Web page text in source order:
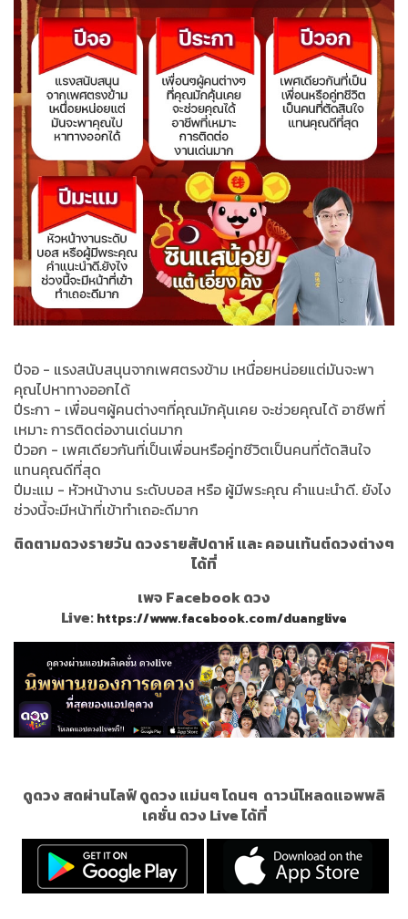
ปีจอ - แรงสนับสนุนจากเพศตรงข้าม เหนื่อยหน่อยแต่มันจะพา
คุณไปหาทางออกได้
ปีระกา - เพื่อนๆผู้คนต่างๆที่คุณมักคุ้นเคย จะช่วยคุณได้ อาชีพที่
เหมาะ การติดต่องานเด่นมาก
ปีวอก - เพศเดียวกันที่เป็นเพื่อนหรือคู่ทชีวิตเป็นคนที่ตัดสินใจ
แทนคุณดีที่สุด
ปีมะแม - หัวหน้างาน ระดับบอส หรือ ผู้มีพระคุณ คำแนะนำดี. ยังไง
ช่วงนี้จะมีหน้าที่เข้าทำเถอะดีมาก
ติดตามดวงรายวัน ดวงรายสัปดาห์ และ คอนเท้นต์ดวงต่างๆ
ได้ที่
เพจ Facebook ดวง
Live:https://www.facebook.com/duanglive
ดูดวง สดผ่านไลฟ์ ดูดวง แม่นๆ โดนๆ ดาวน์โหลดแอพพลิ
เคชั่น ดวง Live ได้ที่